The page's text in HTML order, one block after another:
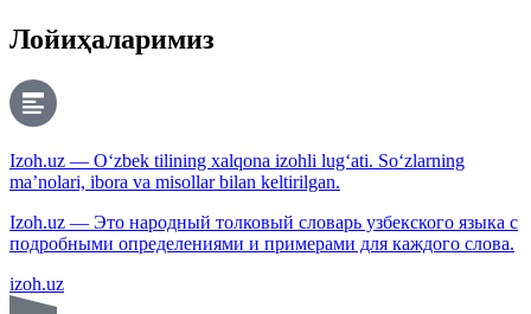
Лойиҳаларимиз
Izoh.uz — O‘zbek tilining xalqona izohli lug‘ati. So‘zlarning
ma’nolari, ibora va misollar bilan keltirilgan.
Izoh.uz — Это народный толковый словарь узбекского языка с
подробными определениями и примерами для каждого слова.
izoh.uz